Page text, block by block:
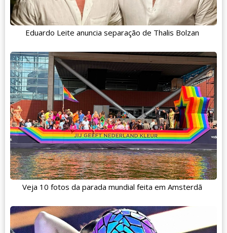
Eduardo Leite anuncia separação de Thalis Bolzan
Veja 10 fotos da parada mundial feita em Amsterdã